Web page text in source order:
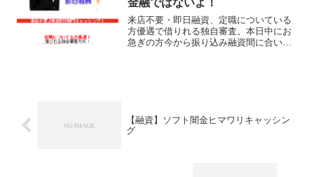
金融ではないよ！
来店不要・即日融資、定職についている
方優遇で借りれる独自審査。本日中にお
急ぎの方今から振り込み融資間に合いま
【融資】ソフト闇金ヒマワリキャッシン
グ